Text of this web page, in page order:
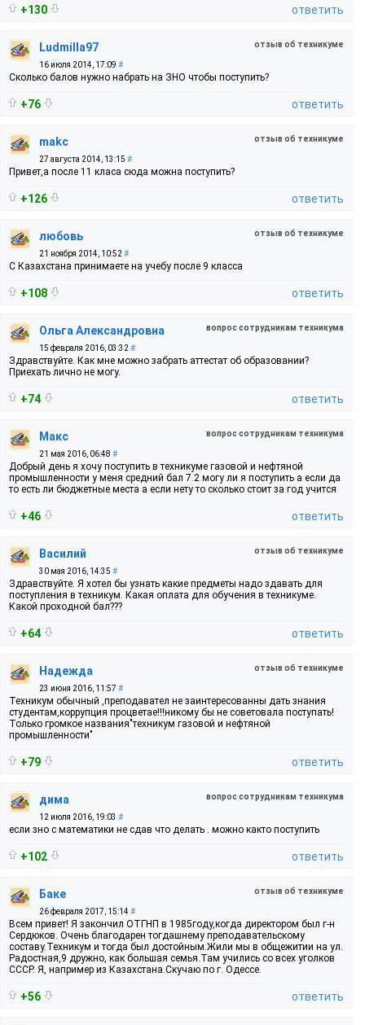
+130 ответить
отзыв об техникуме
Ludmilla97
16 июля 2014, 17:09 #
Сколько балов нужно набрать на ЗНО чтобы поступить?
+76 ответить
отзыв об техникуме
makc
27 августа 2014, 13:15 #
Привет,а после 11 класа сюда можна поступить?
+126 ответить
отзыв об техникуме
любовь
21 ноября 2014, 10:52 #
С Казахстана принимаете на учебу после 9 класса
+108 ответить
вопрос сотрудникам техникума
Ольга Александровна
15 февраля 2016, 03:32 #
Здравствуйте. Как мне можно забрать аттестат об образовании?
Приехать лично не могу.
+74 ответить
вопрос сотрудникам техникума
Макс
21 мая 2016, 06:48 #
Добрый день я хочу поступить в техникуме газовой и нефтяной
промышленности у меня средний бал 7.2 могу ли я поступить а если да
то есть ли бюджетные места а если нету то сколько стоит за год учится
+46 ответить
отзыв об техникуме
Василий
30 мая 2016, 14:35 #
Здравствуйте. Я хотел бы узнать какие предметы надо здавать для
поступления в техникум. Какая оплата для обучения в техникуме.
Какой проходной бал???
+64 ответить
отзыв об техникуме
Надежда
23 июня 2016, 11:57 #
Техникум обычный ,преподавател не заинтересованны дать знания
студентам,коррупция процветае!!!никому бы не советовала поступать!
Только громкое названия"техникум газовой и нефтяной
промышленности"
+79 ответить
вопрос сотрудникам техникума
дима
12 июля 2016, 19:03 #
если зно с математики не сдав что делать . можно както поступить
+102 ответить
отзыв об техникуме
Баке
26 февраля 2017, 15:14 #
Всем привет! Я закончил ОТГНП в 1985году,когда директором был г-н
Сердюков. Очень благодарен тогдашнему преподавательскому
составу.Техникум и тогда был достойным.Жили мы в общежитии на ул.
Радостная,9 дружно, как большая семья.Там учились со всех уголков
СССР. Я, например из Казахстана.Скучаю по г. Одессе.
+56 ответить